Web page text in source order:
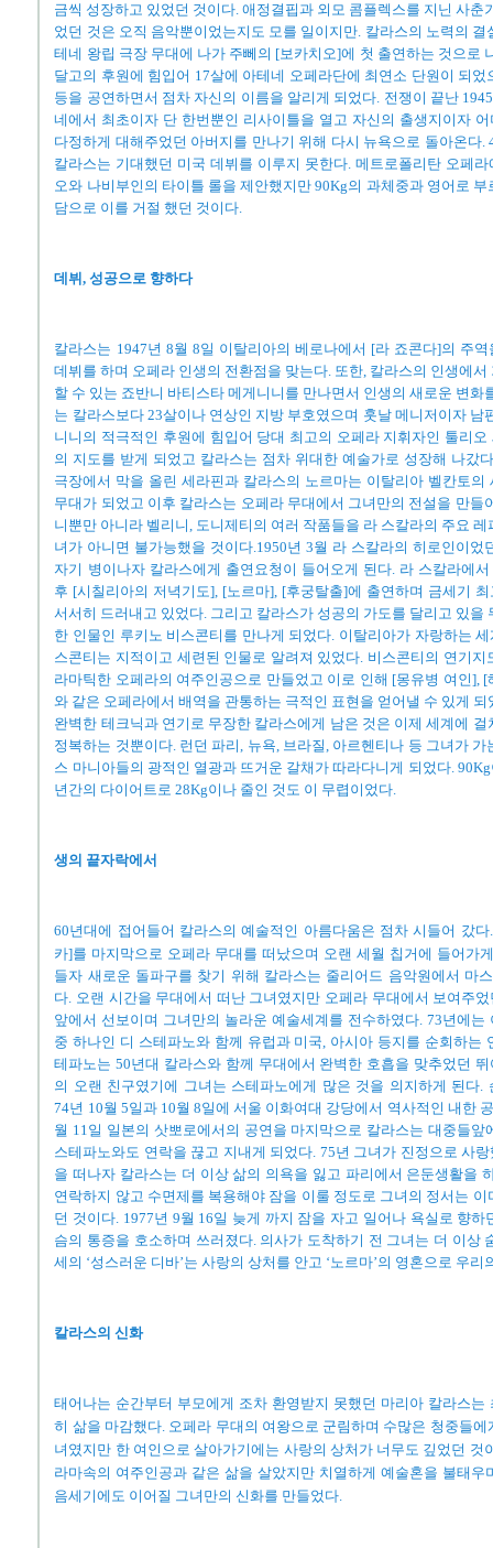
금씩 성장하고 있었던 것이다. 애정결핍과 외모 콤플렉스를 지닌 사춘
었던 것은 오직 음악뿐이었는지도 모를 일이지만. 칼라스의 노력의 결
테네 왕립 극장 무대에 나가 주뻬의 [보카치오]에 첫 출연하는 것으로
달고의 후원에 힘입어 17살에 아테네 오페라단에 최연소 단원이 되었
등을 공연하면서 점차 자신의 이름을 알리게 되었다. 전쟁이 끝난
네에서 최초이자 단 한번뿐인 리사이틀을 열고 자신의 출생지이자
다정하게 대해주었던 아버지를 만나기 위해 다시 뉴욕으로 돌아온다.
칼라스는 기대했던 미국 데뷔를 이루지 못한다. 메트로폴리탄 오페
오와 나비부인의 타이틀 롤을 제안했지만 90Kg의 과체중과 영어로
담으로 이를 거절 했던 것이다.
데뷔, 성공으로 향하다
칼라스는 1947년 8월 8일 이탈리아의 베로나에서 [라 죠콘다]의 주
데뷔를 하며 오페라 인생의 전환점을 맞는다. 또한, 칼라스의 인생에
할 수 있는 죠반니 바티스타 메게니니를 만나면서 인생의 새로운 변화
는 칼라스보다 23살이나 연상인 지방 부호였으며 훗날 메니저이자 남
니니의 적극적인 후원에 힘입어 당대 최고의 오페라 지휘자인 툴리오
의 지도를 받게 되었고 칼라스는 점차 위대한 예술가로 성장해 나갔
극장에서 막을 올린 세라핀과 칼라스의 노르마는 이탈리아 벨칸토의
무대가 되었고 이후 칼라스는 오페라 무대에서 그녀만의 전설을 만들
니뿐만 아니라 벨리니, 도니제티의 여러 작품들을 라 스칼라의 주요
녀가 아니면 불가능했을 것이다.1950년 3월 라 스칼라의 히로인이었
자기 병이나자 칼라스에게 출연요청이 들어오게 된다. 라 스칼라에
후 [시칠리아의 저녁기도], [노르마], [후궁탈출]에 출연하며 금세기
서서히 드러내고 있었다. 그리고 칼라스가 성공의 가도를 달리고 있을
한 인물인 루키노 비스콘티를 만나게 되었다. 이탈리아가 자랑하는
스콘티는 지적이고 세련된 인물로 알려져 있었다. 비스콘티의 연기지
라마틱한 오페라의 여주인공으로 만들었고 이로 인해 [몽유병 여인],
와 같은 오페라에서 배역을 관통하는 극적인 표현을 얻어낼 수 있게
완벽한 테크닉과 연기로 무장한 칼라스에게 남은 것은 이제 세계에 걸
정복하는 것뿐이다. 런던 파리, 뉴욕, 브라질, 아르헨티나 등 그녀가
스 마니아들의 광적인 열광과 뜨거운 갈채가 따라다니게 되었다.
년간의 다이어트로 28Kg이나 줄인 것도 이 무렵이었다.
생의 끝자락에서
60년대에 접어들어 칼라스의 예술적인 아름다움은 점차 시들어 갔
카]를 마지막으로 오페라 무대를 떠났으며 오랜 세월 칩거에 들어가
들자 새로운 돌파구를 찾기 위해 칼라스는 줄리어드 음악원에서 마
다. 오랜 시간을 무대에서 떠난 그녀였지만 오페라 무대에서 보여주
앞에서 선보이며 그녀만의 놀라운 예술세계를 전수하였다. 73년에는
중 하나인 디 스테파노와 함께 유럽과 미국, 아시아 등지를 순회하는
테파노는 50년대 칼라스와 함께 무대에서 완벽한 호흡을 맞추었던
의 오랜 친구였기에 그녀는 스테파노에게 많은 것을 의지하게 된다.
74년 10월 5일과 10월 8일에 서울 이화여대 강당에서 역사적인 내한
월 11일 일본의 삿뽀로에서의 공연을 마지막으로 칼라스는 대중들앞
스테파노와도 연락을 끊고 지내게 되었다. 75년 그녀가 진정으로 사
을 떠나자 칼라스는 더 이상 삶의 의욕을 잃고 파리에서 은둔생활을
연락하지 않고 수면제를 복용해야 잠을 이룰 정도로 그녀의 정서는 이
던 것이다. 1977년 9월 16일 늦게 까지 잠을 자고 일어나 욕실로 향하
슴의 통증을 호소하며 쓰러졌다. 의사가 도착하기 전 그녀는 더 이상
세의 ‘성스러운 디바’는 사랑의 상처를 안고 ‘노르마’의 영혼으로 우리
칼라스의 신화
태어나는 순간부터 부모에게 조차 환영받지 못했던 마리아 칼라스는
히 삶을 마감했다. 오페라 무대의 여왕으로 군림하며 수많은 청중들에
녀였지만 한 여인으로 살아가기에는 사랑의 상처가 너무도 깊었던 것
라마속의 여주인공과 같은 삶을 살았지만 치열하게 예술혼을 불태우
음세기에도 이어질 그녀만의 신화를 만들었다.